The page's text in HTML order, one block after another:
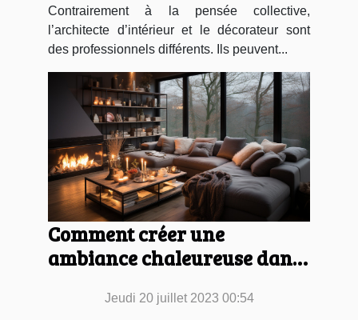
Contrairement à la pensée collective,
l’architecte d’intérieur et le décorateur sont
des professionnels différents. Ils peuvent...
Comment créer une
ambiance chaleureuse dans
Jeudi 20 juillet 2023 00:54